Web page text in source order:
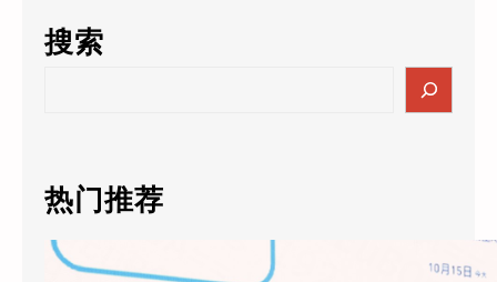
搜索
c
h
热门推荐